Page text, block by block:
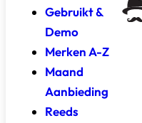
Gebruikt &
Demo
Merken A-Z
Maand
Aanbieding
Reeds